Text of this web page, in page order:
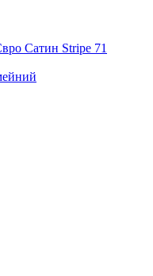
Сатин Stripe 71